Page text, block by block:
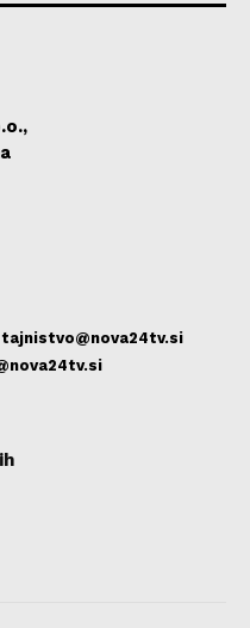
tajnistvo@nova24tv.si